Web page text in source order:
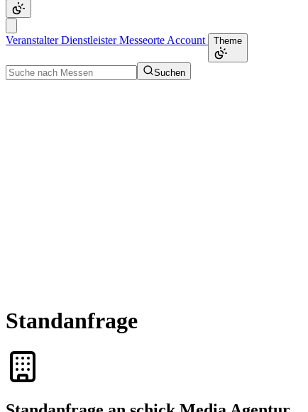
VeranstalterDienstleisterMesseorte Account Theme
Suchen
Standanfrage